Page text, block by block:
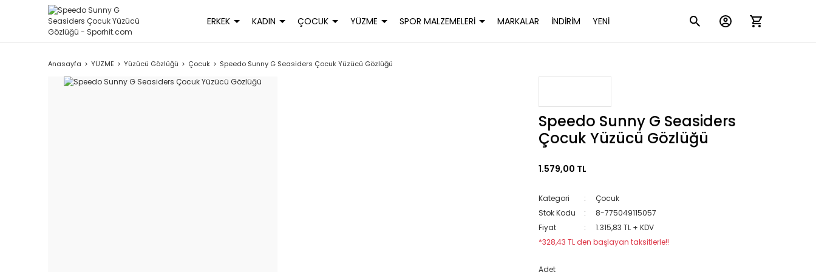
ERKEK KADIN ÇOCUK YÜZME SPOR MALZEMELERİ MARKALAR İNDİRİM YENİ
Anasayfa YÜZME Yüzücü Gözlüğü Çocuk Speedo Sunny G Seasiders Çocuk Yüzücü Gözlüğü
Speedo Sunny G Seasiders
Çocuk Yüzücü Gözlüğü
1.579,00 TL
Kategori
Çocuk
Stok Kodu
8-775049115057
Fiyat
1.315,83 TL + KDV
*328,43 TL den başlayan taksitlerle!!
Adet